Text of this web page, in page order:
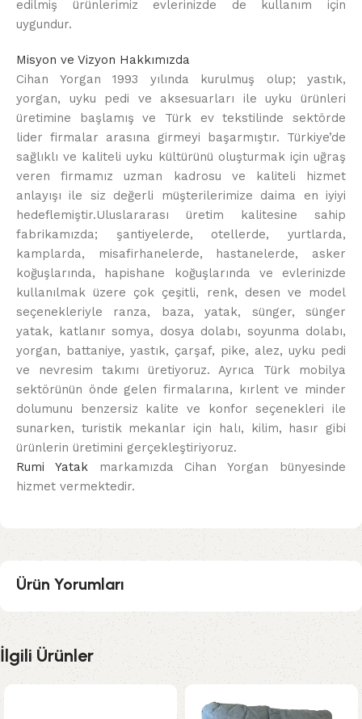
edilmiş ürünlerimiz evlerinizde de kullanım için
uygundur.
Misyon ve Vizyon Hakkımızda
Cihan Yorgan 1993 yılında kurulmuş olup; yastık,
yorgan, uyku pedi ve aksesuarları ile uyku ürünleri
üretimine başlamış ve Türk ev tekstilinde sektörde
lider firmalar arasına girmeyi başarmıştır. Türkiye’de
sağlıklı ve kaliteli uyku kültürünü oluşturmak için uğraş
veren firmamız uzman kadrosu ve kaliteli hizmet
anlayışı ile siz değerli müşterilerimize daima en iyiyi
hedeflemiştir.Uluslararası üretim kalitesine sahip
fabrikamızda; şantiyelerde, otellerde, yurtlarda,
kamplarda, misafirhanelerde, hastanelerde, asker
koğuşlarında, hapishane koğuşlarında ve evlerinizde
kullanılmak üzere çok çeşitli, renk, desen ve model
seçenekleriyle ranza, baza, yatak, sünger, sünger
yatak, katlanır somya, dosya dolabı, soyunma dolabı,
yorgan, battaniye, yastık, çarşaf, pike, alez, uyku pedi
ve nevresim takımı üretiyoruz. Ayrıca Türk mobilya
sektörünün önde gelen firmalarına, kırlent ve minder
dolumunu benzersiz kalite ve konfor seçenekleri ile
sunarken, turistik mekanlar için halı, kilim, hasır gibi
ürünlerin üretimini gerçekleştiriyoruz.
Rumi Yatakmarkamızda Cihan Yorgan bünyesinde
hizmet vermektedir.
Ürün Yorumları
İlgili Ürünler